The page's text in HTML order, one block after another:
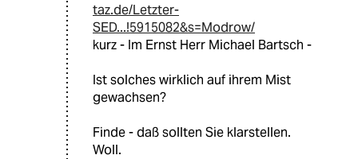
taz.de/Letzter-
SED...!5915082&s=Modrow/
kurz - Im Ernst Herr Michael Bartsch -
Ist solches wirklich auf ihrem Mist
gewachsen?
Finde - daß sollten Sie klarstellen.
Woll.